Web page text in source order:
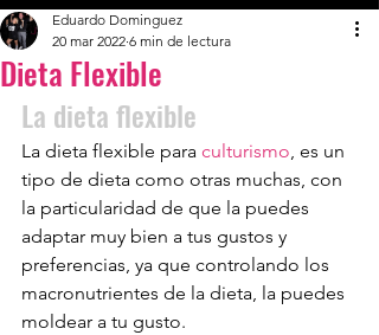
Dieta Flexible
Eduardo Dominguez
20 mar 2022 6 min de lectura
La dieta flexible
La dieta flexible para culturismo, es un
tipo de dieta como otras muchas, con
la particularidad de que la puedes
adaptar muy bien a tus gustos y
preferencias, ya que controlando los
macronutrientes de la dieta, la puedes
moldear a tu gusto.